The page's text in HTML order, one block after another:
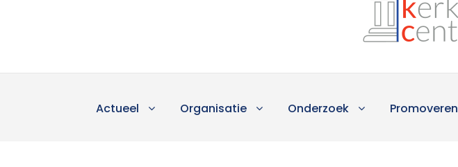
Actueel Organisatie Onderzoek Promoveren